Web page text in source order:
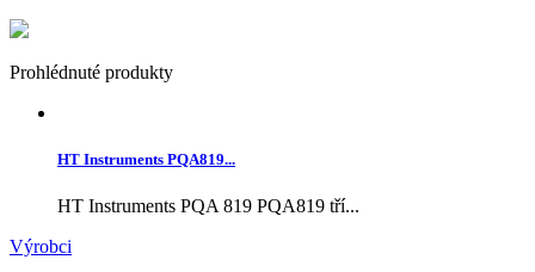
Prohlédnuté produkty
HT Instruments PQA819...
HT Instruments PQA 819 PQA819 tří...
Výrobci